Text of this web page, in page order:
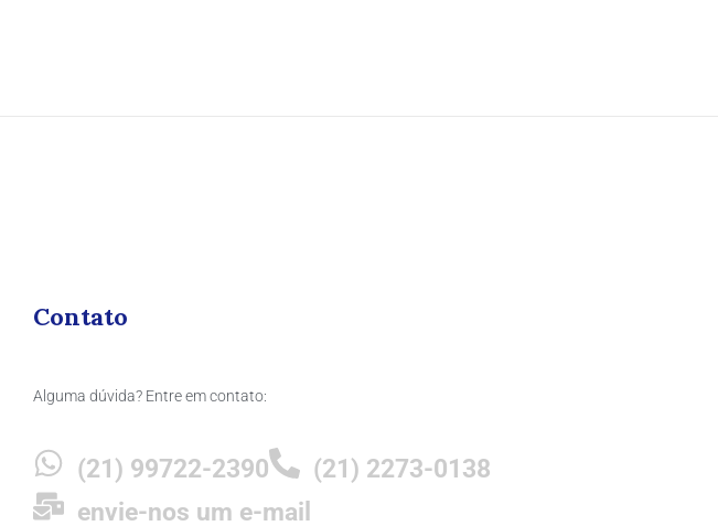
Contato
Alguma dúvida? Entre em contato:
(21) 99722-2390
(21) 2273-0138
envie-nos um e-mail